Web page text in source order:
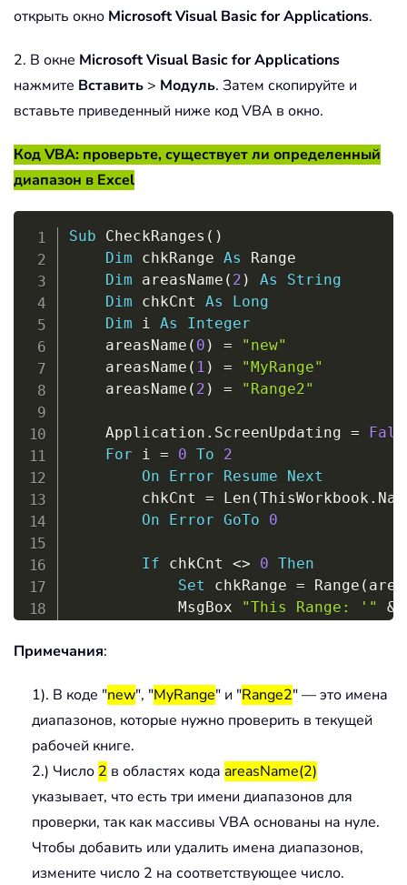
открыть окно Microsoft Visual Basic for Applications.
2. В окне Microsoft Visual Basic for Applications
нажмите Вставить > Модуль. Затем скопируйте и
вставьте приведенный ниже код VBA в окно.
Код VBA: проверьте, существует ли определенный
диапазон в Excel
Sub CheckRanges ( )
Dim chkRange As Range
Dim areasName ( 2 ) As
String
Dim chkCnt As
Long
Dim i As
Integer
    areasName
( 0 ) =
"new"
    areasName
( 1 ) =
"MyRange"
    areasName
( 2 ) = "Range2"
    Application
. ScreenUpdating =
For i = 0 To
2
On
Error Resume
Next
        chkCnt
= Len (ThisWorkbook .
On
Error GoTo 0
If chkCnt <> 0 Then
Set chkRange = Range (
            MsgBox
"This Range: '" &
End If
Next i
    Application
Sub
Примечания:
1). В коде "new", "MyRange" и "Range2" — это имена
диапазонов, которые нужно проверить в текущей
рабочей книге.
2.) Число 2 в областях кода areasName(2)
указывает, что есть три имени диапазонов для
проверки, так как массивы VBA основаны на нуле.
Чтобы добавить или удалить имена диапазонов,
измените число 2 на соответствующее число.